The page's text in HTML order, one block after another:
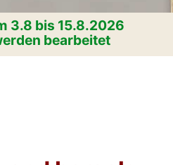
3.8 bis 15.8.2026
bearbeitet